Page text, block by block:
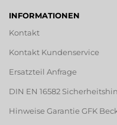
INFORMATIONEN
Kontakt
Kontakt Kundenservice
Ersatzteil Anfrage
DIN EN 16582
Hinweise Garantie GFK